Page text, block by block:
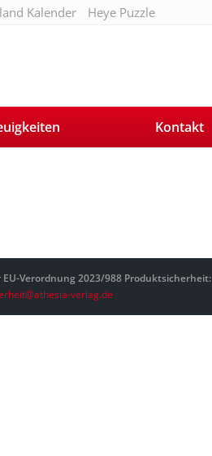
Kalender Heye Puzzle
Kontakt
EU-Verordnung 2023/988 Produktsicherheit:
verlag.de